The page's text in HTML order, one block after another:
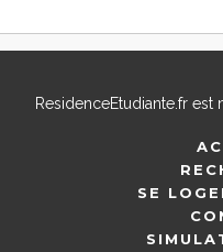
ResidenceEtudiante.frest
SE